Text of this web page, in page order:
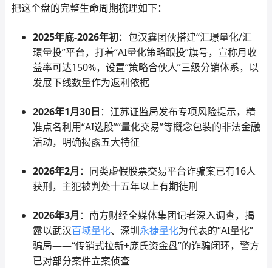
把这个盘的完整生命周期梳理如下：
2025年底-2026年初：包汉鑫团伙搭建“汇璟量化/汇
璟量投”平台，打着“AI量化策略跟投”旗号，宣称月收
益率可达150%，设置“策略合伙人”三级分销体系，以
发展下线数量作为返利依据
2026年1月30日 ：江苏证监局发布专项风险提示，精
准点名利用“AI选股”“量化交易”等概念包装的非法金融
活动，明确揭露五大特征
2026年2月 ：同类虚假股票交易平台诈骗案已有16人
获刑，主犯被判处十五年以上有期徒刑
2026年3月 ：南方财经全媒体集团记者深入调查，揭
露以武汉百域量化、深圳永捷量化为代表的“AI量化”
骗局——“传销式拉新+庞氏资金盘”的诈骗闭环，警方
已对部分案件立案侦查